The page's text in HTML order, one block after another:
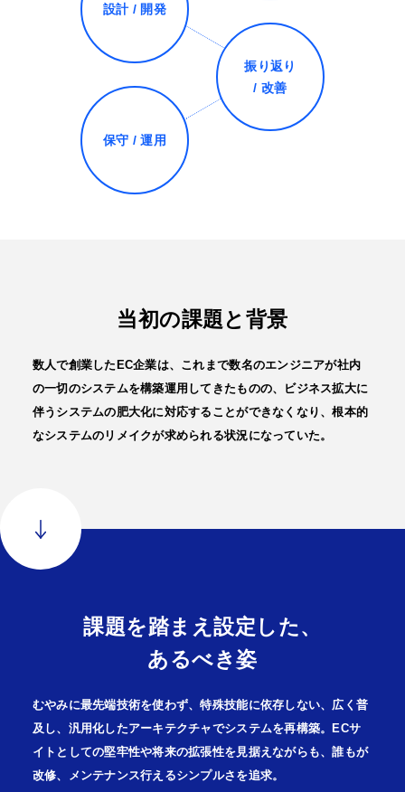
設計 / 開発
振り返り
/ 改善
保守 / 運用
当初の課題と背景
数人で創業したEC企業は、これまで数名のエンジニアが社内
の一切のシステムを構築運用してきたものの、ビジネス拡大に
伴うシステムの肥大化に対応することができなくなり、根本的
なシステムのリメイクが求められる状況になっていた。
課題を踏まえ設定した、
あるべき姿
むやみに最先端技術を使わず、特殊技能に依存しない、広く普
及し、汎用化したアーキテクチャでシステムを再構築。ECサ
イトとしての堅牢性や将来の拡張性を見据えながらも、誰もが
改修、メンテナンス行えるシンプルさを追求。